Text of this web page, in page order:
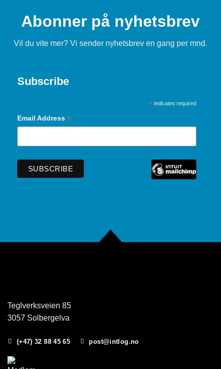
Abonner på nyhetsbrev
Vil du vite mer? Vi sender nyhetsbrev en gang per mnd.
Subscribe
*indicates required
Email Address *
Teglverksveien 85
3057 Solbergelva
(+47) 32 88 45 65 post@intlog.no